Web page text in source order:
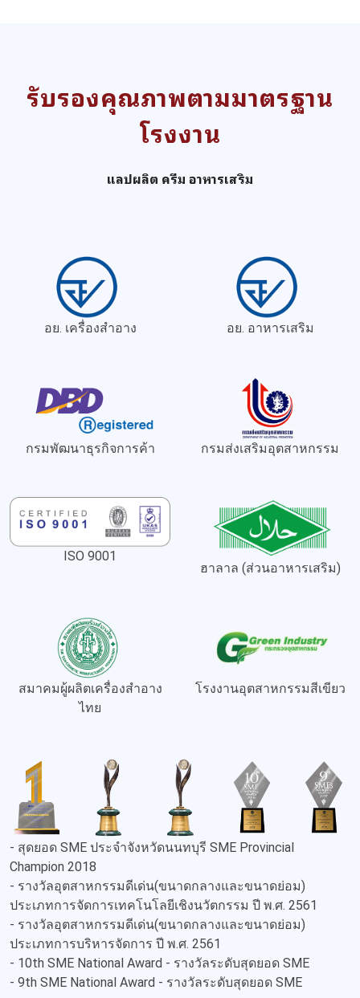
รับรองคุณภาพตามมาตรฐาน
โรงงาน
แลปผลิต ครีม อาหารเสริม
อย. เครื่องสำอาง อย. อาหารเสริม
กรมพัฒนาธุรกิจการค้า กรมส่งเสริมอุตสาหกรรม
ISO 9001
ฮาลาล (ส่วนอาหารเสริม)
สมาคมผู้ผลิตเครื่องสำอาง
ไทย
โรงงานอุตสาหกรรมสีเขียว
- สุดยอด SME ประจำจังหวัดนนทบุรี SME Provincial
Champion 2018
- รางวัลอุตสาหกรรมดีเด่น(ขนาดกลางและขนาดย่อม)
ประเภทการจัดการเทคโนโลยีเชิงนวัตกรรม ปี พ.ศ. 2561
- รางวัลอุตสาหกรรมดีเด่น(ขนาดกลางและขนาดย่อม)
ประเภทการบริหารจัดการ ปี พ.ศ. 2561
- 10th SME National Award - รางวัลระดับสุดยอด SME
- 9th SME National Award - รางวัลระดับสุดยอด SME